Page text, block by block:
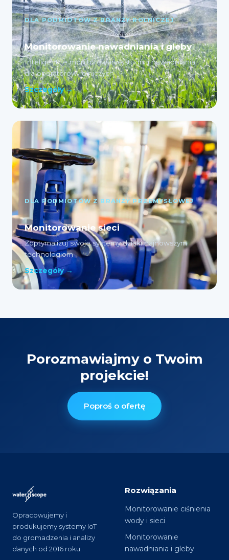
DLA PODMIOTÓW Z BRANŻY ROLNICZEJ
Monitorowanie nawadniania i gleby
Inteligentne monitorowanie studni i nawadniania
dla operatorów rolniczych
Szczegóły →
DLA PODMIOTÓW Z BRANŻY PRZEMYSŁOWEJ
Monitorowanie sieci
Zoptymalizuj swoje systemy dzięki najnowszym
technologiom
Szczegóły →
Porozmawiajmy o Twoim
projekcie!
Poproś o ofertę
Opracowujemy i
produkujemy systemy IoT
do gromadzenia i analizy
danych od 2016 roku.
Rozwiązania
Monitorowanie ciśnienia
wody i sieci
Monitorowanie
nawadniania i gleby